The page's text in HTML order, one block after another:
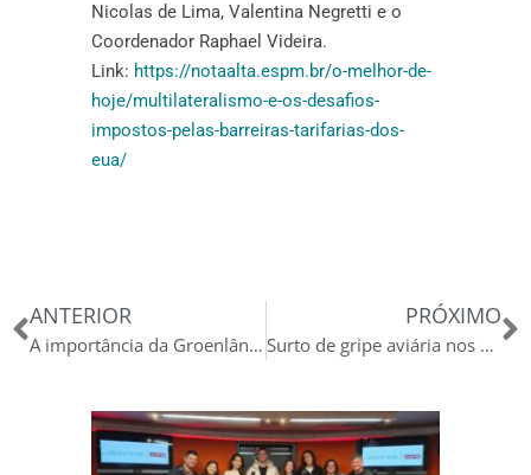
Nicolas de Lima, Valentina Negretti e o
Coordenador Raphael Videira.
Link: https://notaalta.espm.br/o-melhor-de-
hoje/multilateralismo-e-os-desafios-
impostos-pelas-barreiras-tarifarias-dos-
eua/
Anterior
ANTERIOR
A importância da Groenlândia no Cenário Atual
PRÓXIMO
Surto de gripe aviária nos EUA